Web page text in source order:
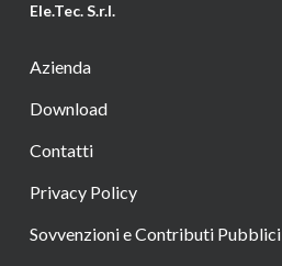
Ele.Tec. S.r.l.
Azienda
Download
Contatti
Privacy Policy
Sovvenzioni e Contributi Pubblici